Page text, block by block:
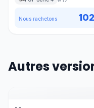
Nous rachetons 102
Autres